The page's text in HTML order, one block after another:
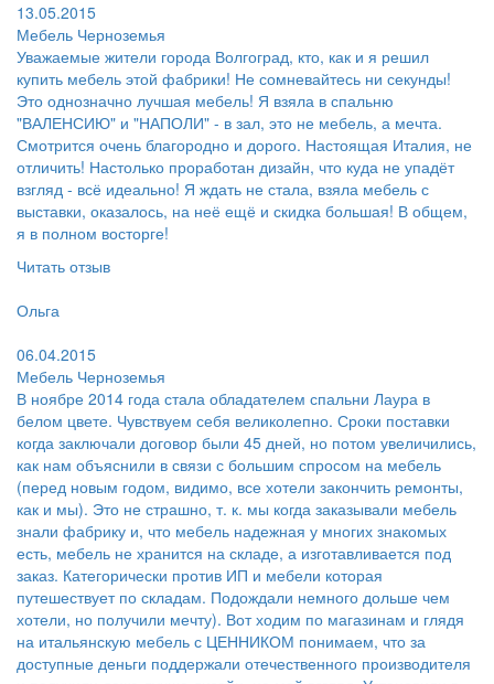
13.05.2015
Мебель Черноземья
Уважаемые жители города Волгоград, кто, как и я решил
купить мебель этой фабрики! Не сомневайтесь ни секунды!
Это однозначно лучшая мебель! Я взяла в спальню
"ВАЛЕНСИЮ" и "НАПОЛИ" - в зал, это не мебель, а мечта.
Смотрится очень благородно и дорого. Настоящая Италия, не
отличить! Настолько проработан дизайн, что куда не упадёт
взгляд - всё идеально! Я ждать не стала, взяла мебель с
выставки, оказалось, на неё ещё и скидка большая! В общем,
я в полном восторге!
Читать отзыв
Ольга
06.04.2015
Мебель Черноземья
В ноябре 2014 года стала обладателем спальни Лаура в
белом цвете. Чувствуем себя великолепно. Сроки поставки
когда заключали договор были 45 дней, но потом увеличились,
как нам объяснили в связи с большим спросом на мебель
(перед новым годом, видимо, все хотели закончить ремонты,
как и мы). Это не страшно, т. к. мы когда заказывали мебель
знали фабрику и, что мебель надежная у многих знакомых
есть, мебель не хранится на складе, а изготавливается под
заказ. Категорически против ИП и мебели которая
путешествует по складам. Подождали немного дольше чем
хотели, но получили мечту). Вот ходим по магазинам и глядя
на итальянскую мебель с ЦЕННИКОМ понимаем, что за
доступные деньги поддержали отечественного производителя